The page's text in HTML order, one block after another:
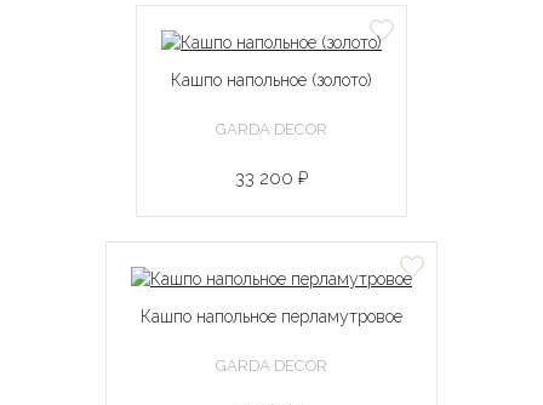
Кашпо напольное (золото)
GARDA DECOR
33 200 ₽
Кашпо напольное перламутровое
GARDA DECOR